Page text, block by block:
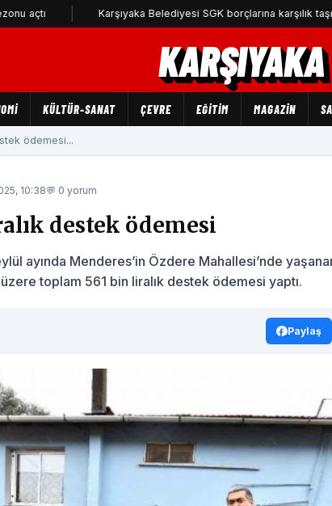
Karşıyaka Belediyesi SGK borçlarına karşılık
KÜLTÜR-SANAT ÇEVRE EĞİTİM MAGAZİN
ödemesi...
10:38💬 0 yorum
destek ödemesi
ayında Menderes’in Özdere Mahallesi’nde
toplam 561 bin liralık destek ödemesi yaptı.
Paylaş